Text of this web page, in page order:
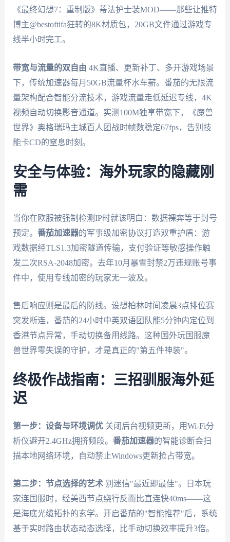
《最终幻想7：重制版》蒂法护士装MOD——那些让推特
博主@bestoftifa狂转的8K材质包，20GB文件通过游戏专
线半小时完工。
带宽与流量的双自由 4K直播、更新补丁、多开游戏场景
下，传统加速器每月50GB流量杯水车薪。番茄的无限流
量架构配合智能分流技术，游戏流量走低延迟专线，4K
视频自动切换影音通道。实测100M独享带宽下，《魔兽
世界》奥格瑞玛主城百人团战时帧数稳定67fps，告别技
能卡CD的窒息时刻。
安全与体验：海外玩家的隐藏刚
需
当你在欧服被强制检测IP时就该明白：数据裸奔等于封号
预定。 番茄加速器的军事级加密协议打造双重护盾：游
戏数据经TLS1.3加密隧道传输，支付验证等敏感操作触
发二次RSA-2048加密。去年10月暴雪封禁2万违规账号事
件中，使用专线加密的玩家无一波及。
售后响应则是最后的防线。设想柏林时间凌晨3点排位赛
突发断连，番茄的24小时中英双语团队能5分钟内定位到
香港节点异常，手动切换备用线路。这种国外玩国服魔
兽世界零失误的守护，才是真正的"第五件神装"。
终极作战指南：三招驯服海外延
迟
第一步：设备与环境调优关闭后台视频更新，用Wi-Fi分
析仪避开2.4GHz拥挤频段。 番茄加速器的智能诊断会扫
描本地网络环境，自动禁止Windows更新抢占带宽。
第二步：节点选择的艺术别迷信"最近即最佳"。日本玩
家连国服时，经美西节点绕行反而比直连快40ms——这
是海底光缆拓扑的玄学。开启番茄的"智能推荐"后，系统
基于实时路由状态动态选择，比手动切换效率提升3倍。